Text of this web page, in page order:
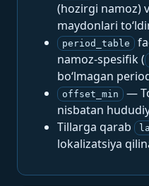
(hozirgi namoz)
maydonlari
period_table
namoz-spesifik (
bo‘lmagan
offset_min
—
nisbatan
Tillarga qarab
lokalizatsiya